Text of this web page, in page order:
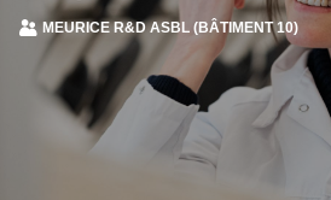
MEURICE R&D ASBL (BÂTIMENT 10)